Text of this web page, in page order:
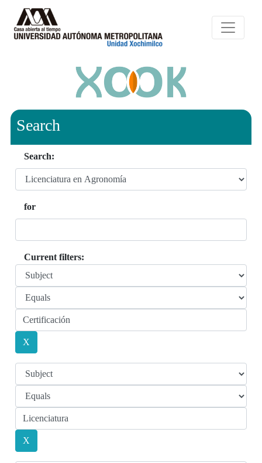
Search
Search:
for
Current filters: